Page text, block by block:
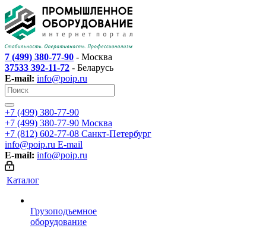
7 (499) 380-77-90 - Москва
37533 392-11-72 - Беларусь
E-mail: info@poip.ru
+7 (499) 380-77-90
+7 (499) 380-77-90 Москва
+7 (812) 602-77-08 Санкт-Петербург
info@poip.ru E-mail
E-mail: info@poip.ru
Каталог
Грузоподъемное
оборудование